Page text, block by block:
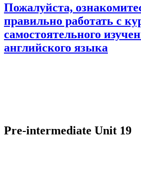
Пожалуйста,
правильно работать с
самостоятельного
английского языка
Pre-intermediate Unit 19